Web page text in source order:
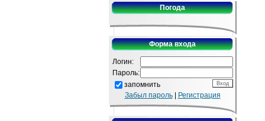
Погода
Форма входа
Логин:
Пароль:
запомнить
Забыл пароль| Регистрация